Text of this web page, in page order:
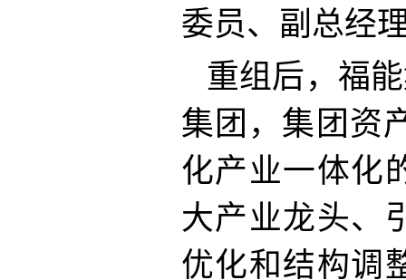
委员、副总经
重组后，福
集团，集团资
化产业一体化
大产业龙头、
优化和结构调